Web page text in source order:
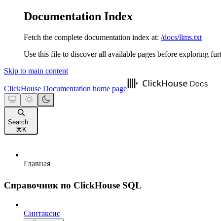
Documentation Index
Fetch the complete documentation index at: /docs/llms.txt
Use this file to discover all available pages before exploring
Skip to main content
ClickHouse Documentation home page
Search...
⌘ K
Главная
Справочник по ClickHouse SQL
Синтаксис